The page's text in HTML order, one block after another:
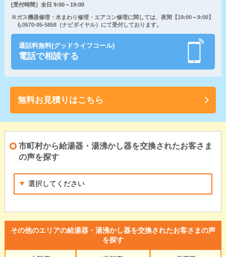
[受付時間］全日 9:00～19:00
※ガス機器修理・水まわり修理・エアコン修理に関しては、夜間【19:00～9:00】
も0570-05-5858（ナビダイヤル）にて受付しております。
通話料無料(グッドライフコール)
電話で相談する
無料お見積りはこちら
市町村から給湯器・湯沸かし器を交換されたお客さま
の声を探す
その他のエリアの給湯器・湯沸かし器を交換されたお客さまの声
を探す